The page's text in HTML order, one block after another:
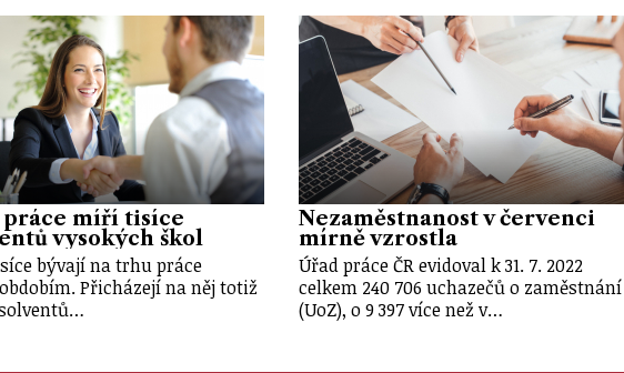
míří tisíce
vysokých škol
bývají na trhu práce
Přicházejí na něj totiž
Nezaměstnanost v červenci
mírně vzrostla
Úřad práce ČR evidoval k 31. 7. 2022
celkem 240 706 uchazečů o zaměstnání
(UoZ), o 9 397 více než v…